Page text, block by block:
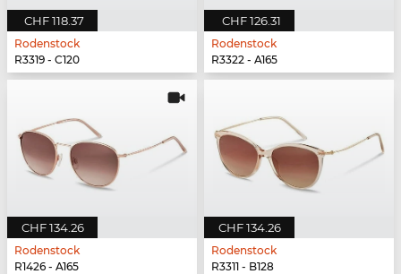
CHF 118.37
Rodenstock
R3319 - C120
CHF 126.31
Rodenstock
R3322 - A165
CHF 134.26
Rodenstock
R1426 - A165
CHF 134.26
Rodenstock
R3311 - B128